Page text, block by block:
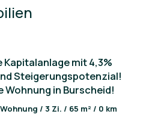
mit 4,3%
Steigerungspotenzial!
Wohnung in Burscheid!
/ 3 Zi. / 65 m² / 0 km